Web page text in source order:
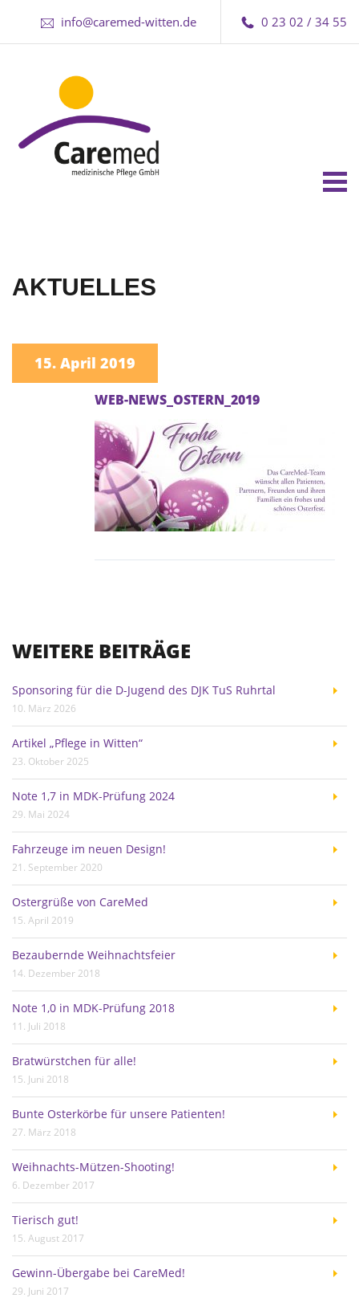
0 23 02 / 34 55
info@caremed-witten.de
AKTUELLES
15. April 2019
WEB-NEWS_OSTERN_2019
WEITERE BEITRÄGE
Sponsoring für die D-Jugend des DJK TuS Ruhrtal
10. März 2026
Artikel „Pflege in Witten“
23. Oktober 2025
Note 1,7 in MDK-Prüfung 2024
29. Mai 2024
Fahrzeuge im neuen Design!
21. September 2020
Ostergrüße von CareMed
15. April 2019
Bezaubernde Weihnachtsfeier
14. Dezember 2018
Note 1,0 in MDK-Prüfung 2018
11. Juli 2018
Bratwürstchen für alle!
15. Juni 2018
Bunte Osterkörbe für unsere Patienten!
27. März 2018
Weihnachts-Mützen-Shooting!
6. Dezember 2017
Tierisch gut!
15. August 2017
Gewinn-Übergabe bei CareMed!
29. Juni 2017